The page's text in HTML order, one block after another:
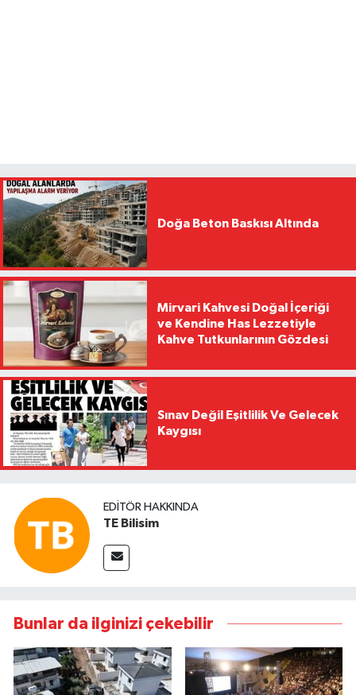
Doğa Beton Baskısı Altında
Mirvari Kahvesi Doğal İçeriği
ve Kendine Has Lezzetiyle
Kahve Tutkunlarının Gözdesi
Sınav Değil Eşitlilik Ve Gelecek
Kaygısı
EDITÖR HAKKINDA
TE Bilisim
Bunlar da ilginizi çekebilir